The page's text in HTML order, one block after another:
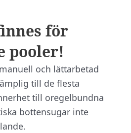
för
pooler!
och lättarbetad
till de flesta
till oregelbundna
bottensugar inte